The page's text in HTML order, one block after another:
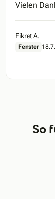
Vielen
Fikret A.
Fenster
So